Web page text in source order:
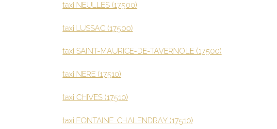
taxi NEULLES (17500)
taxi LUSSAC (17500)
taxi SAINT-MAURICE-DE-TAVERNOLE (17500)
taxi NERE (17510)
taxi CHIVES (17510)
taxi FONTAINE-CHALENDRAY (17510)